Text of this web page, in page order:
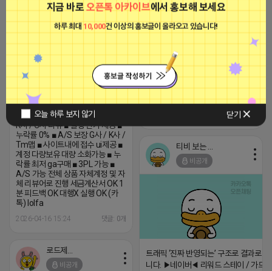
지금 바로오픈톡 아카이브에서 홍보해 보세요
하루 최대10,000건 이상의 홍보글이 올라오고 있습니다!
오늘 하루 보지 않기 닫기
니다✅ -------------------------------
---------- ■ 외주를 맡김으로 생기는
비용의 거품을 제거해서 실행 단가
를 "1만원대로 "확" 낮췄습니다. ■
"원고 전문 작가" 를 통한 맞춤 원고
작성 ■ "700개" 이상의 전국 최대
규모, 대량의 카페 리스트를 보유 ■
맘카페/지역카페/병원/맛집/제품/
건강 /애견/교육/행사/건기식/제
합니다 ■ 소량/대량도 다 가능합니
다 ------------------------------------
댓글: 0개
하트뽀뽀 어피치
비공개
리뷰 자체 진행 실행사 N사 / G사 /
K사 / C사 리뷰 ■ 실행 단가 제공 ■
누락률 0% ■ A/S 보장 G사 / K사 /
Tm맵 ■ 사이트내에 접수 ui제공 ■
계정 다량보유 대량 소화가능 ■ 누
락률 최저 ga구매 ■ 3PL 가능 ■
A/S 가능 전체 상품 자체계정 및 자
체 리뷰어로 진행 세금계산서 OK 1
분 피드백 OK 대행X 실행 OK (카
톡) lolfa
2026-04-16 15:24 댓글: 0개
비공개
트래픽 ‘진짜 반영되는’ 구조로 결과로
니다. ▶네이버◀ 리워드 스테이 / 가드 /
비공개